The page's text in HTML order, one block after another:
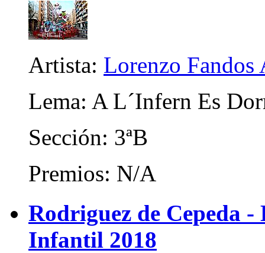
Artista: Lorenzo Fandos
Lema: A L´Infern Es
Sección: 3ªB
Premios: N/A
Rodriguez de Cepeda
Infantil 2018